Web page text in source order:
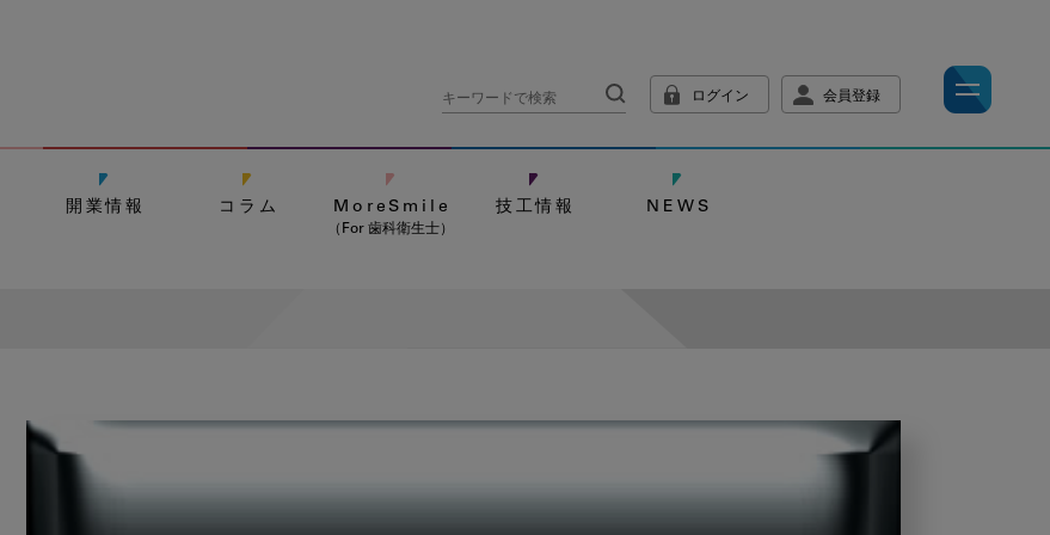
ログイン 会員登録
開業情報 コラム MoreSmile
（For 歯科衛生士）
技工情報 NEWS